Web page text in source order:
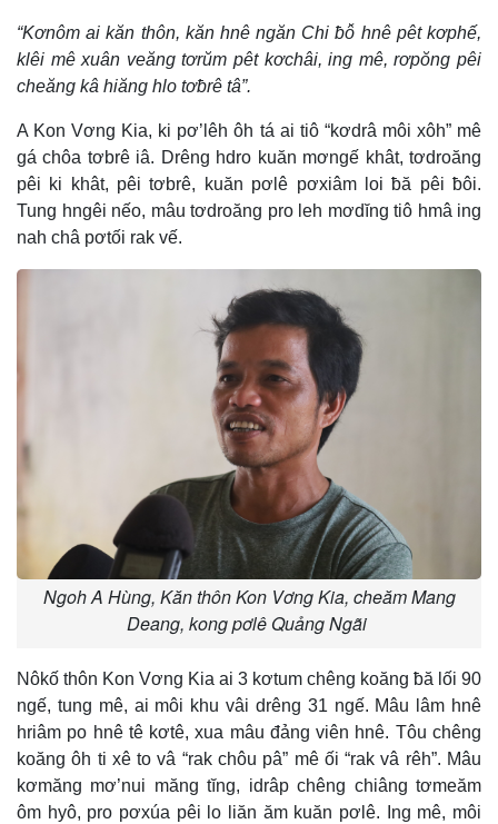
“Kơnôm ai kăn thôn, kăn hnê ngăn Chi ƀô̆ hnê pêt kơphế,
klêi mê xuân veăng tơrŭm pêt kơchâi, ing mê, rơpŏng pêi
cheăng kâ hiăng hlo tơƀrê tâ”.
A Kon Vơng Kia, ki pơ’lêh ôh tá ai tiô “kơdrâ môi xôh” mê
gá chôa tơbrê iâ. Drêng hdro kuăn mơngế khât, tơdroăng
pêi ki khât, pêi tơbrê, kuăn pơlê pơxiâm loi ƀă pêi ƀôi.
Tung hngêi nếo, mâu tơdroăng pro leh mơdĭng tiô hmâ ing
nah châ pơtối rak vế.
Ngoh A Hùng, Kăn thôn Kon Vơng Kia, cheăm Mang
Deang, kong pơlê Quảng Ngãi
Nôkố thôn Kon Vơng Kia ai 3 kơtum chêng koăng ƀă lối 90
ngế, tung mê, ai môi khu vâi drêng 31 ngế. Mâu lâm hnê
hriâm po hnê tê kơtê, xua mâu đảng viên hnê. Tôu chêng
koăng ôh ti xê to vâ “rak chôu pâ” mê ối “rak vâ rêh”. Mâu
kơmăng mơ’nui măng tĭng, idrâp chêng chiâng tơmeăm
ôm hyô, pro pơxúa pêi lo liăn ăm kuăn pơlê. Ing mê, môi